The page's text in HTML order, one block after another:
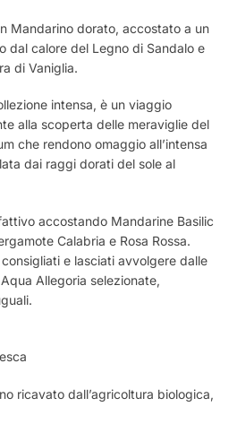
Mandarino dorato, accostato a un
dal calore del Legno di Sandalo e
di Vaniglia.
intensa, è un viaggio
alla scoperta delle meraviglie del
che rendono omaggio all’intensa
dai raggi dorati del sole al
accostando Mandarine Basilic
Calabria e Rosa Rossa.
e lasciati avvolgere dalle
Allegoria selezionate,
ricavato dall’agricoltura biologica,